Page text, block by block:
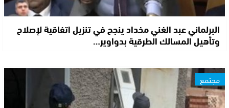
البرلماني عبد الغني مخداد ينجح في تنزيل اتفاقية لإصلاح
وتأهيل المسالك الطرقية بدواوير…
مجتمع